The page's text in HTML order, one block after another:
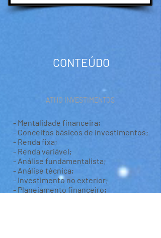
CONTEÚDO
ATHO INVESTIMENTOS
- Mentalidade financeira;
- Conceitos básicos de investimentos;
- Renda fixa;
- Renda variável;
- Análise fundamentalista;
- Análise técnica;
- Investimento no exterior;
- Planejamento financeiro;